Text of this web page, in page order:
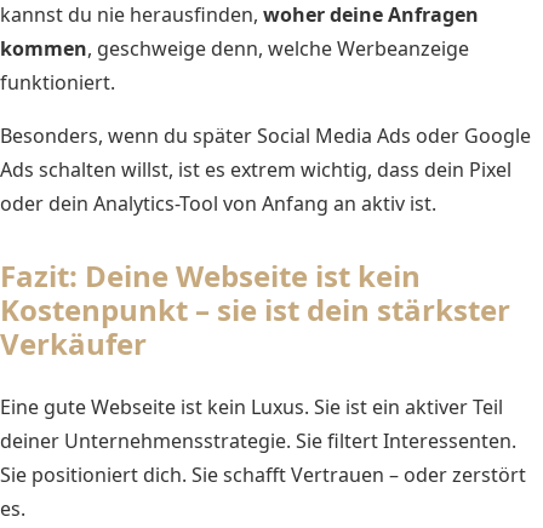
kannst du nie herausfinden, woher deine Anfragen
kommen, geschweige denn, welche Werbeanzeige
funktioniert.
Besonders, wenn du später Social Media Ads oder Google
Ads schalten willst, ist es extrem wichtig, dass dein Pixel
oder dein Analytics-Tool von Anfang an aktiv ist.
Fazit: Deine Webseite ist kein
Kostenpunkt – sie ist dein stärkster
Verkäufer
Eine gute Webseite ist kein Luxus. Sie ist ein aktiver Teil
deiner Unternehmensstrategie. Sie filtert Interessenten.
Sie positioniert dich. Sie schafft Vertrauen – oder zerstört
es.